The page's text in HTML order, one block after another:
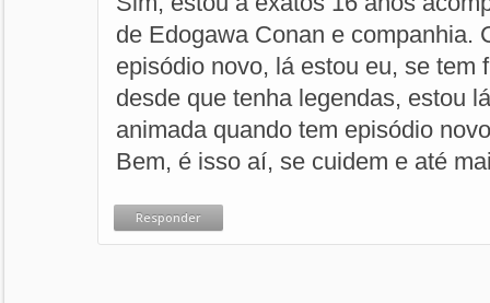
de Edogawa Conan e companhia.
episódio novo, lá estou eu, se tem
desde que tenha legendas, estou
animada quando tem episódio
Bem, é isso aí, se cuidem e até
Responder